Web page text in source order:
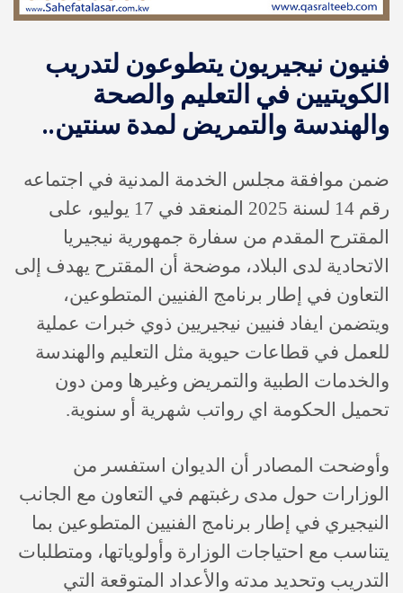
فنيون نيجيريون يتطوعون لتدريب
الكويتيين في التعليم والصحة
والهندسة والتمريض لمدة سنتين..
ضمن موافقة مجلس الخدمة المدنية في اجتماعه
رقم 14 لسنة 2025 المنعقد في 17 يوليو، على
المقترح المقدم من سفارة جمهورية نيجيريا
الاتحادية لدى البلاد، موضحة أن المقترح يهدف إلى
التعاون في إطار برنامج الفنيين المتطوعين،
ويتضمن ايفاد فنيين نيجيريين ذوي خبرات عملية
للعمل في قطاعات حيوية مثل التعليم والهندسة
والخدمات الطبية والتمريض وغيرها ومن دون
تحميل الحكومة اي رواتب شهرية أو سنوية.
وأوضحت المصادر أن الديوان استفسر من
الوزارات حول مدى رغبتهم في التعاون مع الجانب
النيجيري في إطار برنامج الفنيين المتطوعين بما
يتناسب مع احتياجات الوزارة وأولوياتها، ومتطلبات
التدريب وتحديد مدته والأعداد المتوقعة التي